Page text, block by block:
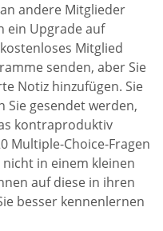
andere Mitglieder
ein Upgrade auf
Mitglied
senden, aber Sie
Notiz hinzufügen. Sie
Sie gesendet werden,
kontraproduktiv
Multiple-Choice-Fragen
in einem kleinen
auf diese in ihren
besser kennenlernen